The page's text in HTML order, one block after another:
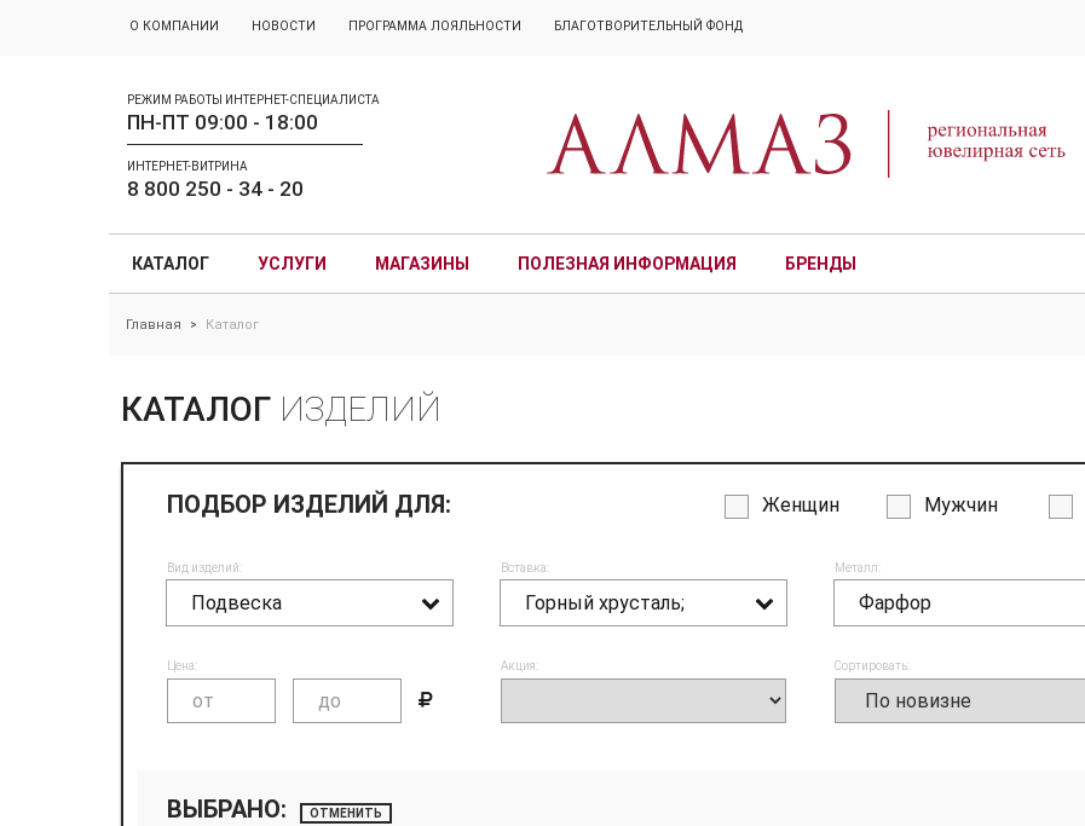
О КОМПАНИИ НОВОСТИ ПРОГРАММА ЛОЯЛЬНОСТИ БЛАГОТВОРИТЕЛЬНЫЙ ФОНД
РЕЖИМ РАБОТЫ ИНТЕРНЕТ-СПЕЦИАЛИСТА
ПН-ПТ 09:00 - 18:00
ИНТЕРНЕТ-ВИТРИНА
8 800 250 - 34 - 20
КАТАЛОГ УСЛУГИ МАГАЗИНЫ ПОЛЕЗНАЯ ИНФОРМАЦИЯ БРЕНДЫ
Главная > Каталог
КАТАЛОГ ИЗДЕЛИЙ
ПОДБОР ИЗДЕЛИЙ ДЛЯ: Женщин Мужчин
Вид изделий:
Подвеска
Вставка:
Горный хрусталь;
Металл:
Фарфор
Цена: Акция: Сортировать:
ВЫБРАНО: ОТМЕНИТЬ